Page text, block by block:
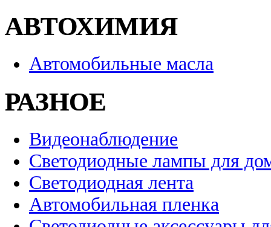
АВТОХИМИЯ
Автомобильные масла
РАЗНОЕ
Видеонаблюдение
Светодиодные лампы для
Светодиодная лента
Автомобильная пленка